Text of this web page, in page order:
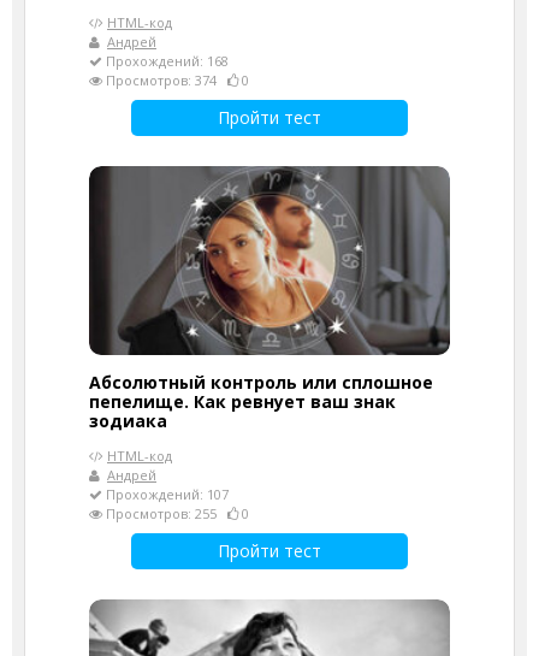
HTML-код
Андрей
Прохождений: 168
Просмотров: 374
0
Пройти тест
Абсолютный контроль или сплошное
пепелище. Как ревнует ваш знак
зодиака
HTML-код
Андрей
Прохождений: 107
Просмотров: 255
0
Пройти тест